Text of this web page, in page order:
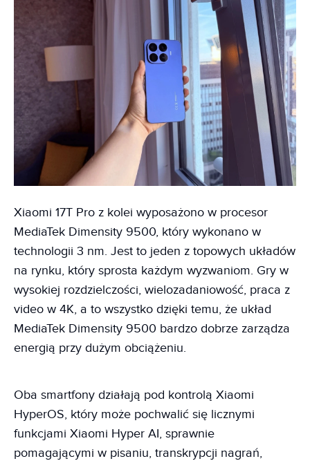
Xiaomi 17T Pro z kolei wyposażono w procesor
MediaTek Dimensity 9500, który wykonano w
technologii 3 nm. Jest to jeden z topowych układów
na rynku, który sprosta każdym wyzwaniom. Gry w
wysokiej rozdzielczości, wielozadaniowość, praca z
video w 4K, a to wszystko dzięki temu, że układ
MediaTek Dimensity 9500 bardzo dobrze zarządza
energią przy dużym obciążeniu.
Oba smartfony działają pod kontrolą Xiaomi
HyperOS, który może pochwalić się licznymi
funkcjami Xiaomi Hyper AI, sprawnie
pomagającymi w pisaniu, transkrypcji nagrań,